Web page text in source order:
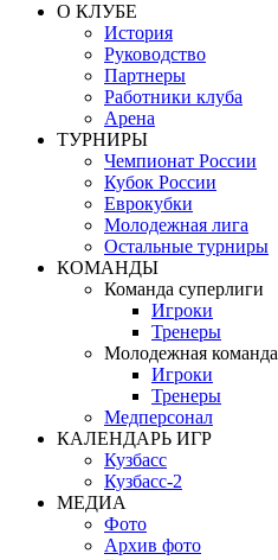
О КЛУБЕ
История
Руководство
Партнеры
Работники клуба
Арена
ТУРНИРЫ
Чемпионат России
Кубок России
Еврокубки
Молодежная лига
Остальные турниры
КОМАНДЫ
Команда суперлиги
Игроки
Тренеры
Молодежная команда
Игроки
Тренеры
Медперсонал
КАЛЕНДАРЬ ИГР
Кузбасс
Кузбасс-2
МЕДИА
Фото
Архив фото